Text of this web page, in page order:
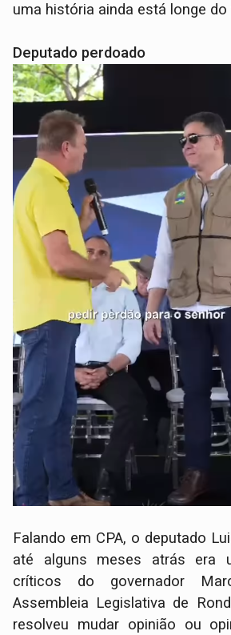
uma história ainda está longe do
Deputado perdoado
Falando em CPA, o deputado
até alguns meses atrás era
críticos do governador
Assembleia Legislativa de
resolveu mudar opinião ou